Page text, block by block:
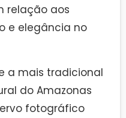
relação aos
e elegância no
a mais tradicional
do Amazonas
fotográfico